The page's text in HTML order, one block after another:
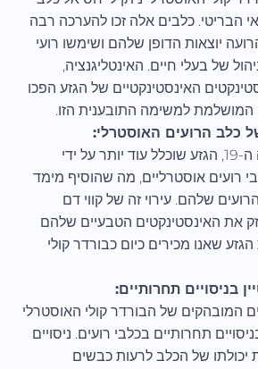
הבריטי. כלבים אלה זכו להערכה רבה
יוצאות הדופן שלהם ושימשו רועי
של בעלי חיים. האינטליגנציה,
האינסטינקטיים של הגזע הפכו
למשימה התובענית הזו.
במהלך המאה ה-19, הגזע שוכלל עוד יותר על ידי
רועים אוסטרליים, מה שהוסיף מימד
שלהם. עירוי זה של קווי דם
את האינסטינקטים הטבעיים שלהם
שאנו מכירים כיום כבורדר קולי
המובהקים של הבורדר קולי האוסטרלי
תחרותיים בכלבי רועים. ניסויים
יכולתו של הכלב לרעות כבשים